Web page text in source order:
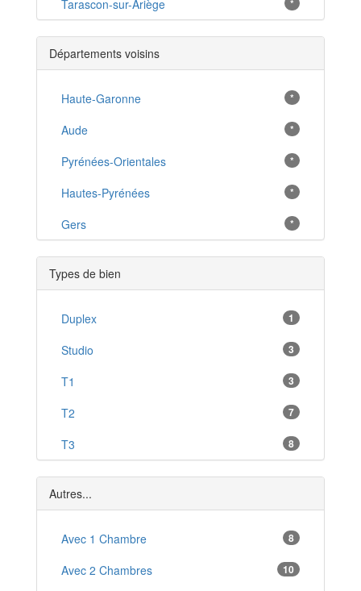
Tarascon-sur-Ariège *
Lavelanet *
Varilhes *
Mirepoix *
Saverdun *
Castillon-en-Couserans *
La Bastide-de-Sérou *
Massat *
Montferrier *
Belesta *
Lézat-sur-Lèze *
Mazères *
Oust *
Saint-Jean-du-Falga *
Auzat *
Le Mas-d'Azil *
Départements voisins
Haute-Garonne *
Aude *
Pyrénées-Orientales *
Hautes-Pyrénées *
Gers *
Types de bien
Duplex 1
Studio 3
T1 3
T2 7
T3 8
T4 5
T5 1
Autres...
Avec 1 Chambre 8
Avec 2 Chambres 10